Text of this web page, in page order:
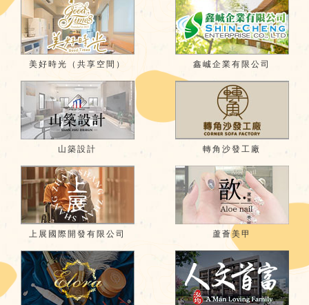
美好時光（共享空間） 鑫峸企業有限公司
山築設計 轉角沙發工廠
上展國際開發有限公司 蘆薈美甲